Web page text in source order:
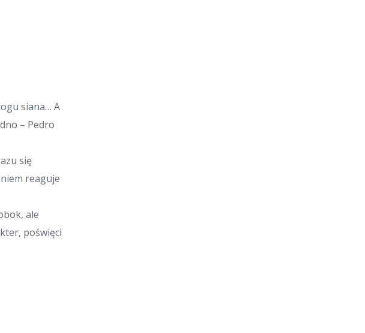
siana… A
– Pedro
się
reaguje
ale
poświęci